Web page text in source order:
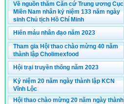
Về nguồn thăm Căn cứ Trung ương Cục
Miền Nam nhân kỷ niệm 133 năm ngày
sinh Chủ tịch Hồ Chí Minh
Hiến máu nhân đạo năm 2023
Tham gia Hội thao chào mừng 40 năm
thành lập Cholimexfood
Hội trại truyền thống năm 2023
Kỷ niệm 20 năm ngày thành lập KCN
Vĩnh Lộc
Hội thao chào mừng 20 năm ngày thành